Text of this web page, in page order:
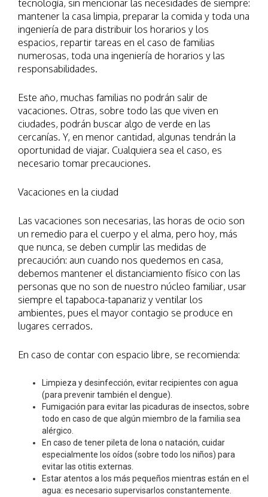
tecnología, sin mencionar las necesidades de siempre:
mantener la casa limpia, preparar la comida y toda una
ingeniería de para distribuir los horarios y los
espacios, repartir tareas en el caso de familias
numerosas, toda una ingeniería de horarios y las
responsabilidades.
Este año, muchas familias no podrán salir de
vacaciones. Otras, sobre todo las que viven en
ciudades, podrán buscar algo de verde en las
cercanías. Y, en menor cantidad, algunas tendrán la
oportunidad de viajar. Cualquiera sea el caso, es
necesario tomar precauciones.
Vacaciones en la ciudad
Las vacaciones son necesarias, las horas de ocio son
un remedio para el cuerpo y el alma, pero hoy, más
que nunca, se deben cumplir las medidas de
precaución: aun cuando nos quedemos en casa,
debemos mantener el distanciamiento físico con las
personas que no son de nuestro núcleo familiar, usar
siempre el tapaboca-tapanariz y ventilar los
ambientes, pues el mayor contagio se produce en
lugares cerrados.
En caso de contar con espacio libre, se recomienda:
Limpieza y desinfección, evitar recipientes con agua
(para prevenir también el dengue).
Fumigación para evitar las picaduras de insectos, sobre
todo en caso de que algún miembro de la familia sea
alérgico.
En caso de tener pileta de lona o natación, cuidar
especialmente los oídos (sobre todo los niños) para
evitar las otitis externas.
Estar atentos a los más pequeños mientras están en el
agua: es necesario supervisarlos constantemente.